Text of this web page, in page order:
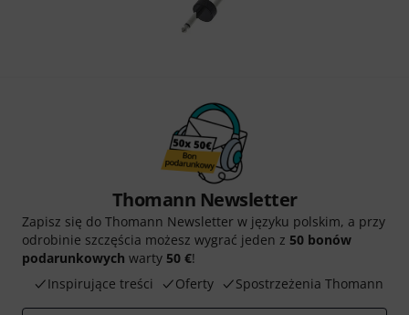
Thomann Newsletter
Zapisz się do Thomann Newsletter w języku polskim, a przy
odrobinie szczęścia możesz wygrać jeden z 50 bonów
podarunkowych warty 50 €!
Inspirujące treści
Oferty Spostrzeżenia Thomann